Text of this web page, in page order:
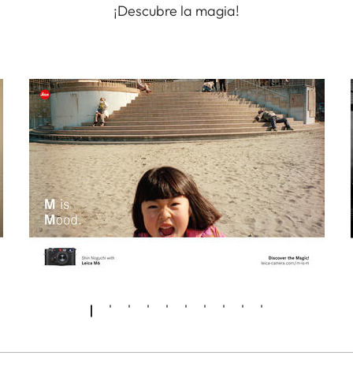
¡Descubre la magia!